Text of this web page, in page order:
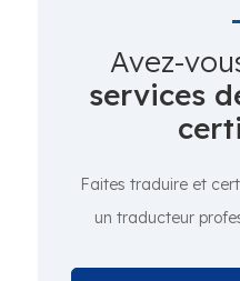
Avez-
services
Faites traduire et
un traducteur